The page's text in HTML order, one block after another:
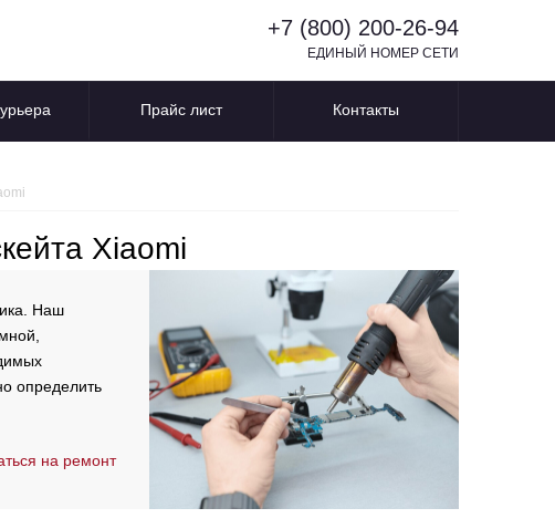
+7 (800) 200-26-94
ЕДИНЫЙ НОМЕР СЕТИ
Прайс лист Контакты
Xiaomi
Наш
определить
на ремонт